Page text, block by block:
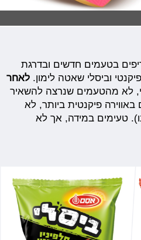
בטעמים חדשים ובדרגת
וביסלי שאטה לימון.לאחר
לא מהטעמים שנרצה להשאיר
פיקנטית ביותר, לא
טעימים במידה, אך לא